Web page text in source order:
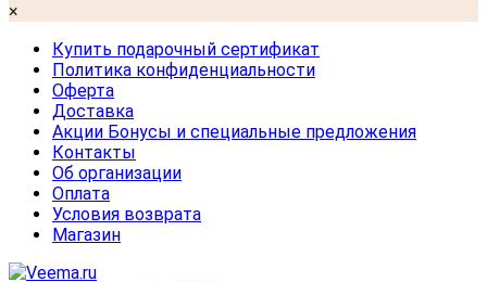
×
Купить подарочный сертификат
Политика конфиденциальности
Оферта
Доставка
Акции Бонусы и специальные предложения
Контакты
Об организации
Оплата
Условия возврата
Магазин